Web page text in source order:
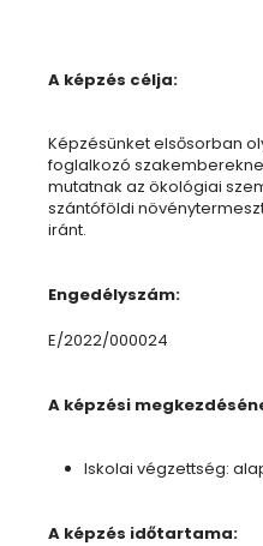
A képzés célja:
Képzésünket elsősorban
foglalkozó
mutatnak az ökológiai
szántóföldi
iránt.
Engedélyszám:
E/2022/000024
A képzési
Iskolai végzettség:
A képzés időtartama: